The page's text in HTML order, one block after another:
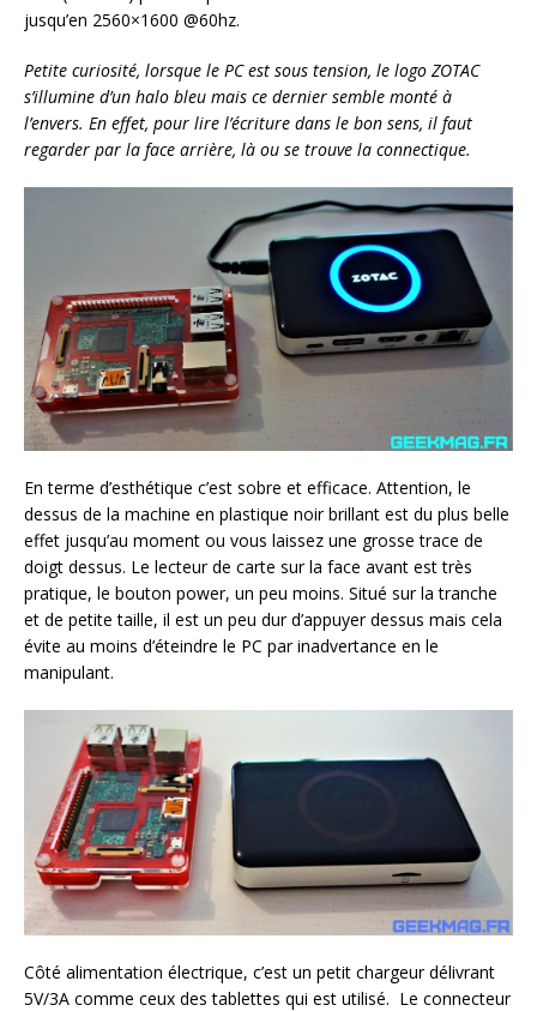
jusqu’en 2560×1600 @60hz.
Petite curiosité, lorsque le PC est sous tension, le logo ZOTAC
s’illumine d’un halo bleu mais ce dernier semble monté à
l’envers. En effet, pour lire l’écriture dans le bon sens, il faut
regarder par la face arrière, là ou se trouve la connectique.
En terme d’esthétique c’est sobre et efficace. Attention, le
dessus de la machine en plastique noir brillant est du plus belle
effet jusqu’au moment ou vous laissez une grosse trace de
doigt dessus. Le lecteur de carte sur la face avant est très
pratique, le bouton power, un peu moins. Situé sur la tranche
et de petite taille, il est un peu dur d’appuyer dessus mais cela
évite au moins d’éteindre le PC par inadvertance en le
manipulant.
Côté alimentation électrique, c’est un petit chargeur délivrant
5V/3A comme ceux des tablettes qui est utilisé. Le connecteur